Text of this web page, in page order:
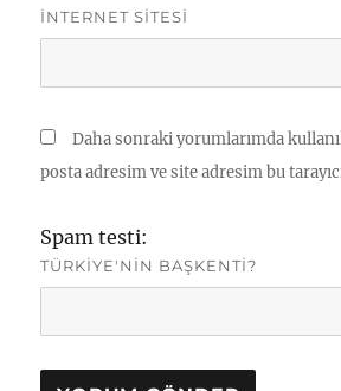
İNTERNET SITESI
Daha sonraki yorumlarımda
posta adresim ve site adresim bu
Spam testi:
TÜRKIYE'NIN BAŞKENTI?